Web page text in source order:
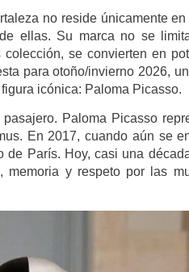
no reside únicamente
ellas. Su marca no se
se convierten en
para otoño/invierno 2026,
icónica: Paloma Picasso.
Paloma Picasso
En 2017, cuando aún se
París. Hoy, casi una
y respeto por las